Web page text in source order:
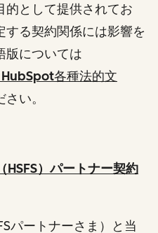
的として提供されてお
する契約関係には影響を
版については
各種法的文
い。
）パートナー契約
パートナーさま）と当